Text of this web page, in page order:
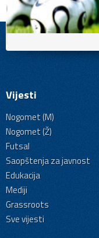
Vijesti
Nogomet (M)
Nogomet (Ž)
Futsal
Saopštenja za javnost
Edukacija
Mediji
Grassroots
Sve vijesti